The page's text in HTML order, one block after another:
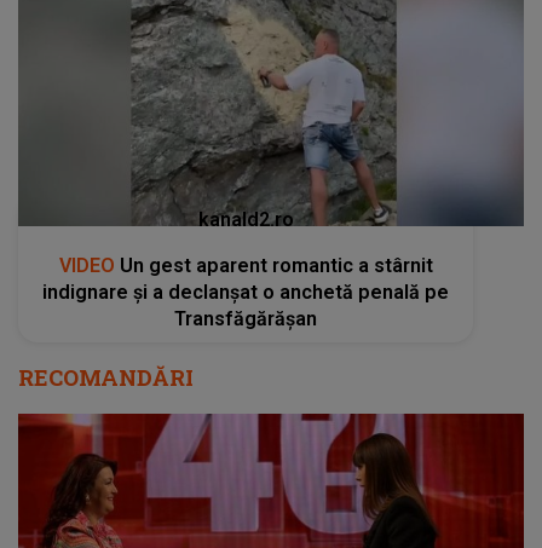
kanald2.ro
VIDEO Un gest aparent romantic a stârnit
indignare și a declanșat o anchetă penală pe
Transfăgărășan
RECOMANDĂRI